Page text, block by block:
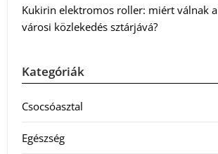
Kukirin elektromos roller: miért válnak a
városi közlekedés sztárjává?
Kategóriák
Csocsóasztal
Egészség